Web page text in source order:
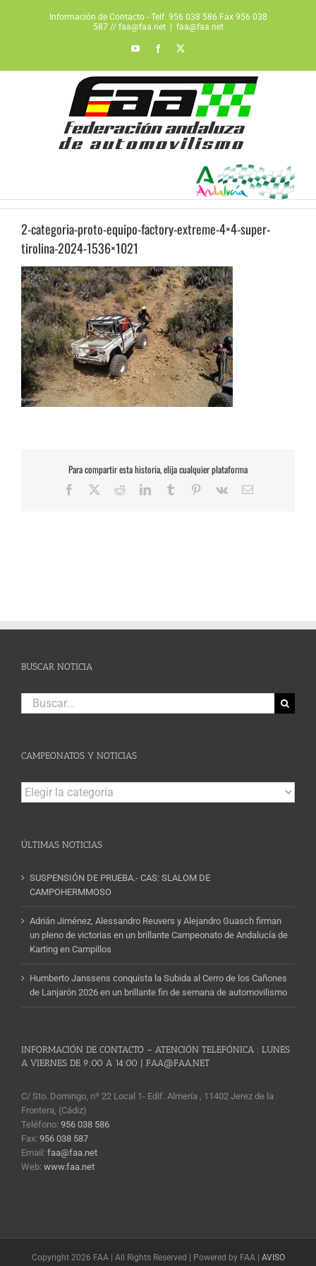
Información de Contacto - Telf. 956 038 586 Fax 956 038
587 // faa@faa.net
faa@faa.net
YouTubeFacebook
2-categoria-proto-equipo-factory-extreme-4×4-super-
tirolina-2024-1536×1021
Para compartir esta historia, elija cualquier plataforma
Facebook RedditLinkedInTumblr Pinterest
Vk
Correo
BUSCAR NOTICIA
Buscar:
CAMPEONATOS Y NOTICIAS
Campeonatos
y
ÚLTIMAS NOTICIAS
SUSPENSIÓN DE PRUEBA.- CAS: SLALOM DE
CAMPOHERMMOSO
Adrián Jiménez, Alessandro Reuvers y Alejandro Guasch firman
un pleno de victorias en un brillante Campeonato de Andalucía de
Karting en Campillos
Humberto Janssens conquista la Subida al Cerro de los Cañones
de Lanjarón 2026 en un brillante fin de semana de automovilismo
INFORMACIÓN DE CONTACTO – ATENCIÓN TELEFÓNICA : LUNES
A VIERNES DE 9:00 A 14:00 | FAA@FAA.NET
C/ Sto. Domingo, nº 22 Local 1- Edif. Almería , 11402 Jerez de la
Frontera, (Cádiz)
Teléfono: 956 038 586
Fax: 956 038 587
Email: faa@faa.net
Web: www.faa.net
Copyright 2026 FAA | All Rights Reserved | Powered by FAA | AVISO